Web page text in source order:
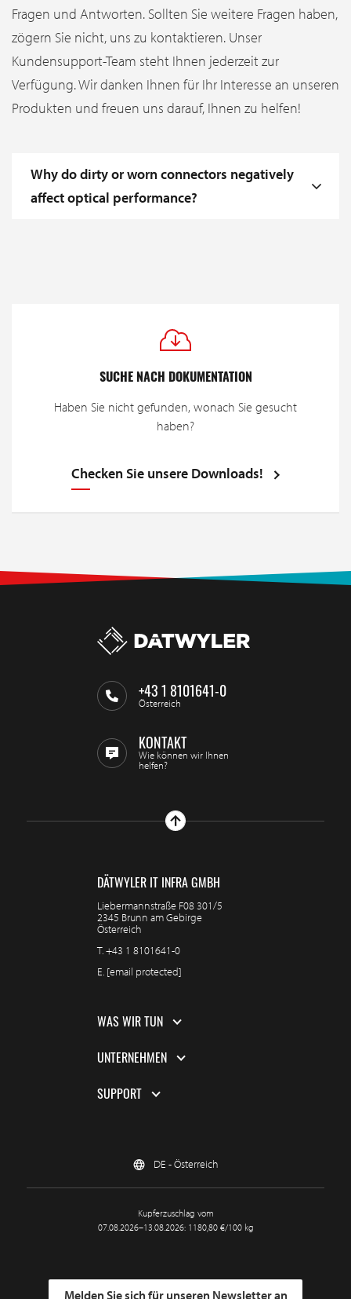
Fragen und Antworten. Sollten Sie weitere Fragen haben,
zögern Sie nicht, uns zu kontaktieren. Unser
Kundensupport-Team steht Ihnen jederzeit zur
Verfügung. Wir danken Ihnen für Ihr Interesse an unseren
Produkten und freuen uns darauf, Ihnen zu helfen!
Why do dirty or worn connectors negatively
affect optical performance?
SUCHE NACH DOKUMENTATION
Haben Sie nicht gefunden, wonach Sie gesucht
haben?
Checken Sie unsere Downloads!
+43 1 8101641-0
Österreich
KONTAKT
Wie können wir Ihnen
helfen?
DÄTWYLER IT INFRA GMBH
Liebermannstraße F08 301/5
2345 Brunn am Gebirge
Österreich
T.+43 1 8101641-0
E. [email protected]
WAS WIR TUN
UNTERNEHMEN
SUPPORT
DE - Österreich
Kupferzuschlag vom
07.08.2026–13.08.2026: 1180,80 €/100 kg
Melden Sie sich für unseren Newsletter an